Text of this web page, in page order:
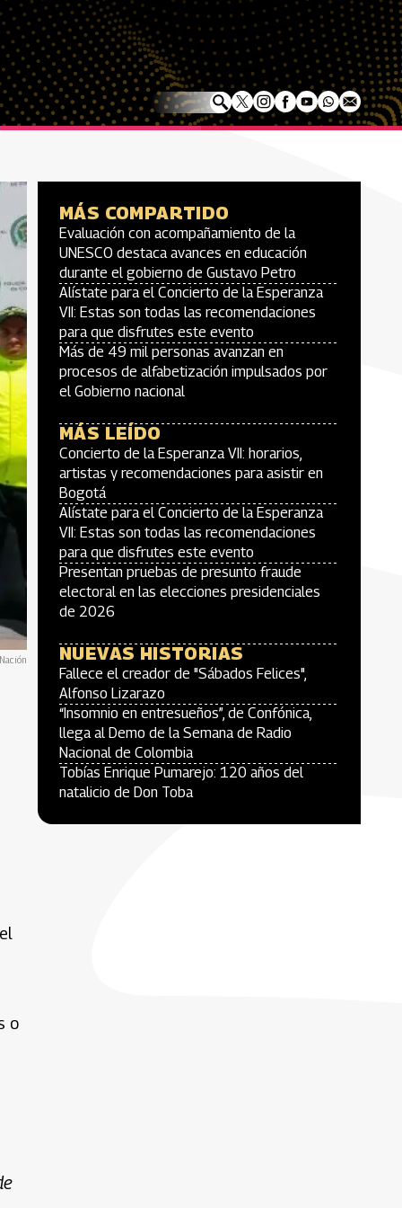
o
MÁS COMPARTIDO
Evaluación con acompañamiento de la
UNESCO destaca avances en educación
durante el gobierno de Gustavo Petro
Alístate para el Concierto de la Esperanza
VII: Estas son todas las recomendaciones
para que disfrutes este evento
Más de 49 mil personas avanzan en
procesos de alfabetización impulsados por
el Gobierno nacional
MÁS LEÍDO
Concierto de la Esperanza VII: horarios,
artistas y recomendaciones para asistir en
Bogotá
Alístate para el Concierto de la Esperanza
VII: Estas son todas las recomendaciones
para que disfrutes este evento
Presentan pruebas de presunto fraude
electoral en las elecciones presidenciales
de 2026
NUEVAS HISTORIAS
Fallece el creador de "Sábados Felices",
Alfonso Lizarazo
“Insomnio en entresueños”, de Confónica,
llega al Demo de la Semana de Radio
Nacional de Colombia
Tobías Enrique Pumarejo: 120 años del
natalicio de Don Toba